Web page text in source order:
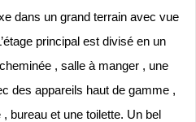
dans un grand terrain avec vue
principal est divisé en un
, salle à manger , une
des appareils haut de gamme ,
bureau et une toilette. Un bel